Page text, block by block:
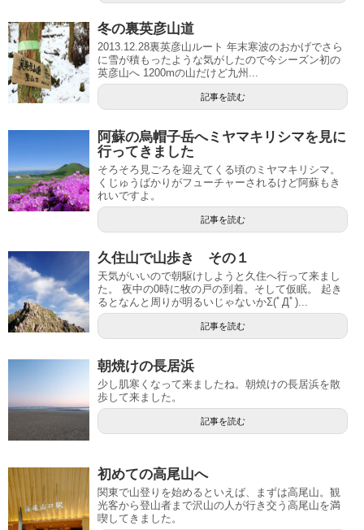
冬の裏英彦山道
2013.12.28裏英彦山ルート 年末寒波のおかげでさら
に雪が積もったような気がしたので今シーズン初の
英彦山へ 1200mの山だけど九州...
記事を読む
阿蘇の烏帽子岳へミヤマキリシマを見に
行ってきました
そろそろ見ごろを迎えてくる頃のミヤマキリシマ。
くじゅうばかりがフューチャーされるけど阿蘇もき
れいですよ。
記事を読む
久住山で山歩き その１
天気がいいので朝駆けしようと久住へ行って来まし
た。 夜中の0時に牧の戸の到着。そして仮眠。 起き
るとなんと周りが明るいじゃないかΣ(ﾟДﾟ)...
記事を読む
朝焼けの長居浜
少し肌寒くなって来ましたね。朝焼けの長居浜を散
歩して来ました。
記事を読む
初めての高尾山へ
関東で山登りを始めるといえば、まずは高尾山。観
光客から登山者まで沢山の人が行き交う高尾山を満
喫してきました。